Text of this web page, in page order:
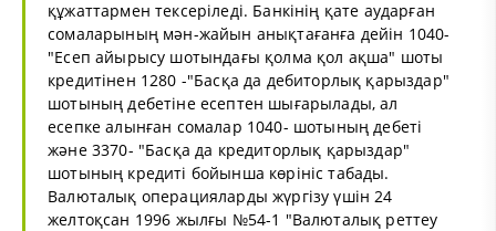
құжаттармен тексеріледі. Банкінің қате аударған
сомаларының мән-жайын анықтағанға дейін 1040-
"Есеп айырысу шотындағы қолма қол ақша" шоты
кредитінен 1280 -"Басқа да дебиторлық қарыздар"
шотының дебетіне есептен шығарылады, ал
есепке алынған сомалар 1040- шотының дебеті
және 3370- "Басқа да кредиторлық қарыздар"
шотының кредиті бойынша көрініс табады.
Валюталық операцияларды жүргізу үшін 24
желтоқсан 1996 жылғы №54-1 "Валюталық реттеу